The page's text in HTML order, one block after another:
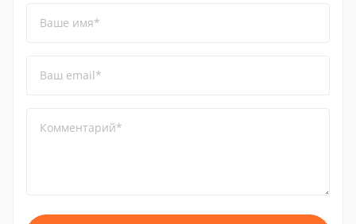
Ваше имя*
Ваш email*
Комментарий*